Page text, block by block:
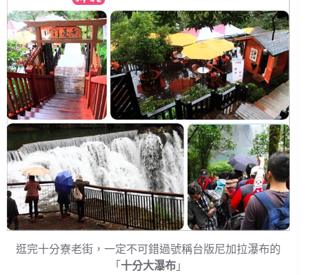
逛完十分寮老街，一定不可錯過號稱台版尼加拉瀑布的
「 十分大瀑布 」